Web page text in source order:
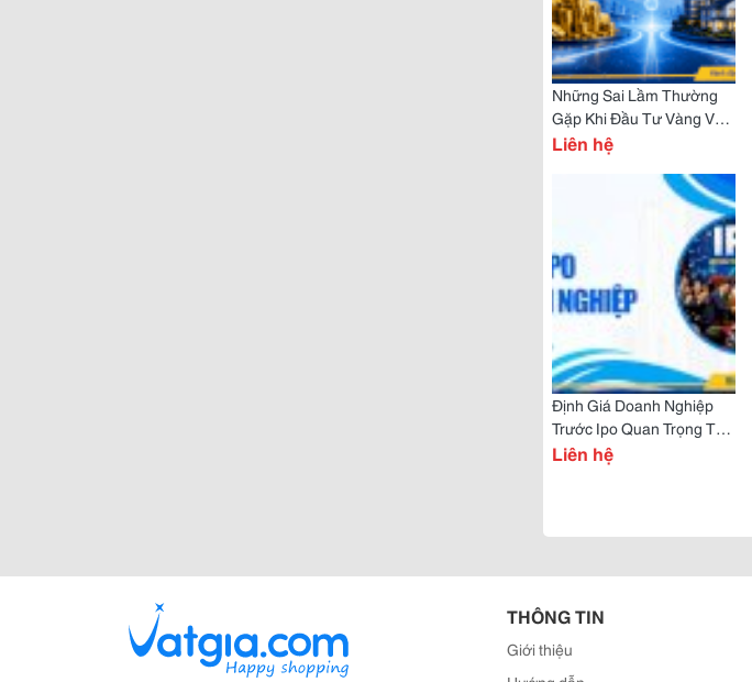
Những Sai Lầm Thường
Gặp Khi Đầu Tư Vàng Và
Bất Động Sản
Liên hệ
Định Giá Doanh Nghiệp
Trước Ipo Quan Trọng Thế
Nào?
Liên hệ
THÔNG TIN
Giới thiệu